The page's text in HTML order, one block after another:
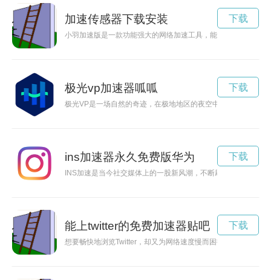
加速传感器下载安装
小羽加速版是一款功能强大的网络加速工具，能够帮助用户提
下载
极光vp加速器呱呱
极光VP是一场自然的奇迹，在极地地区的夜空中绽放，散发着
下载
ins加速器永久免费版华为
INS加速是当今社交媒体上的一股新风潮，不断刷新着用户的
下载
能上twitter的免费加速器贴吧
想要畅快地浏览Twitter，却又为网络速度慢而困扰？现在有一
下载